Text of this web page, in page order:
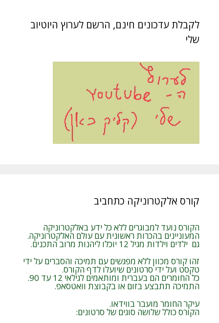
לקבלת עדכונים חינם, הרשם לערוץ היוטיוב
שלי
קורס אלקטרוניקה כתחביב
הקורס נועד למבוגרים ללא כל ידע באלקטרוניקה
המעוניינים בהכרות ראשונית עם עולם האלקטרוניקה.
גם ילדים וילדות מגיל 12 יוכלו ליהנות מרוב התכנים.
זהו קורס מכוון ללא מפגשים עם תמיכה והסברים על ידי
טקסט ועל ידי סרטונים שיועלו לדף הקורס.
כל החומרים הם בעברית ומותאמים לגילאי 12 עד 90.
התמיכה תתבצע בזום או בקבוצת וואטסאפ.
עיקר החומר מועבר בווידאו.
הקורס כולל שלושה סוגים של סרטונים: